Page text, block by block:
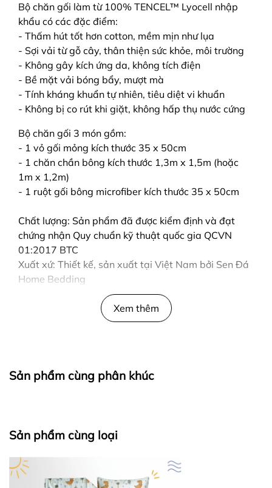
Bộ chăn gối làm từ 100% TENCEL™ Lyocell nhập
khẩu có các đặc điểm:
- Thấm hút tốt hơn cotton, mềm mịn như lụa
- Sợi vải từ gỗ cây, thân thiện sức khỏe, môi trường
- Không gây kích ứng da, không tích điện
- Bề mặt vải bóng bẩy, mượt mà
- Tính kháng khuẩn tự nhiên, tiêu diệt vi khuẩn
- Không bị co rút khi giặt, không hấp thụ nước cứng
Bộ chăn gối 3 món gồm:
- 1 vỏ gối mỏng kích thước 35 x 50cm
- 1 chăn chần bông kích thước 1,3m x 1,5m (hoặc
1m x 1,2m)
- 1 ruột gối bông microfiber kích thước 35 x 50cm
Chất lượng: Sản phẩm đã được kiểm định và đạt
chứng nhận Quy chuẩn kỹ thuật quốc gia QCVN
01:2017 BTC
Xuất xứ: Thiết kế, sản xuất tại Việt Nam bởi Sen Đá
Home Bedding
Xem thêm
Chế độ giặt
(Silk/Delicate)
Giặt bình thường
Sản phẩm cùng phân khúc
Sản phẩm cùng loại